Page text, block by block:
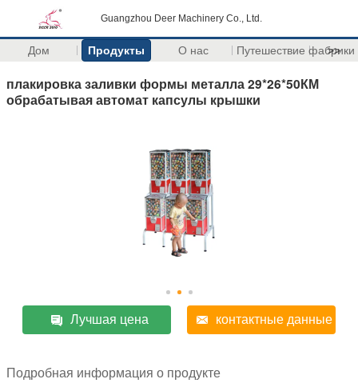
Guangzhou Deer Machinery Co., Ltd.
Дом Продукты О нас Путешествие фабрики
>>
плакировка заливки формы металла 29*26*50КМ
обрабатывая автомат капсулы крышки
Лучшая цена контактные данные
Подробная информация о продукте